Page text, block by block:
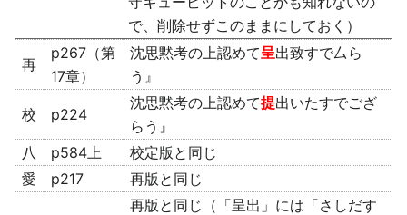
で、削除せずこのままにしておく）
再
p267（第
17章）
沈思黙考の上認めて呈出致すで厶ら
う』
校 p224
沈思黙考の上認めて提出いたすでござ
らう』
八
p584上
校定版と同じ
愛
p217 再版と同じ
再版と同じ（「呈出」には「さしだす